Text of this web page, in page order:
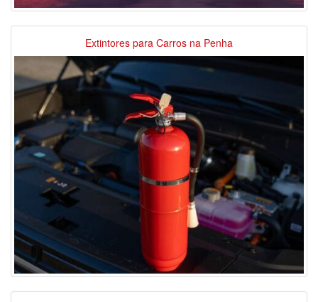
Extintores para Carros na Penha